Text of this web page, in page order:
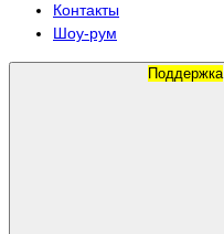
Контакты
Шоу-рум
Поддержка